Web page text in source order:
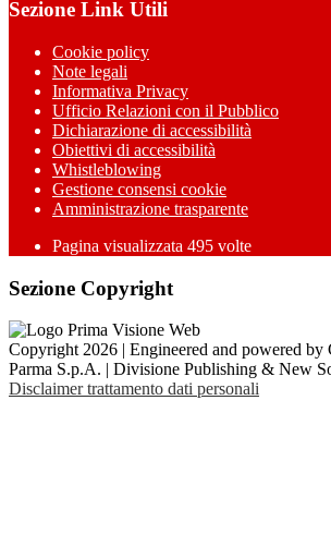
Sezione Link Utili
Cookie policy
Note legali
Informativa Privacy
Ufficio Relazioni con il Pubblico
Dichiarazione di accessibilità
Obiettivi di accessibilità
Whistleblowing
Gestione consensi cookie
Amministrazione trasparente
Pagina visualizzata 495 volte
Sezione Copyright
Copyright 2026 | Engineered and powered by
Parma S.p.A. | Divisione Publishing & New
Disclaimer trattamento dati personali